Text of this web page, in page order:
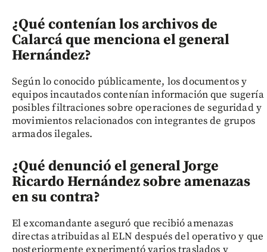
¿Qué contenían los archivos de
Calarcá que menciona el general
Hernández?
Según lo conocido públicamente, los documentos y
equipos incautados contenían información que sugería
posibles filtraciones sobre operaciones de seguridad y
movimientos relacionados con integrantes de grupos
armados ilegales.
¿Qué denunció el general Jorge
Ricardo Hernández sobre amenazas
en su contra?
El excomandante aseguró que recibió amenazas
directas atribuidas al ELN después del operativo y que